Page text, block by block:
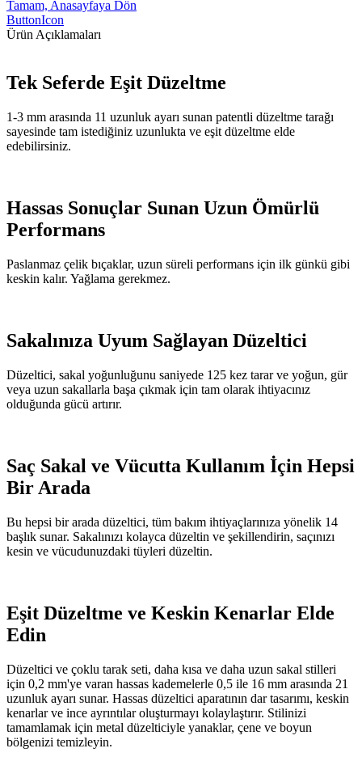
Tamam, Anasayfaya Dön
ButtonIcon
Ürün Açıklamaları
Tek Seferde Eşit Düzeltme
1-3 mm arasında 11 uzunluk ayarı sunan patentli düzeltme tarağı
sayesinde tam istediğiniz uzunlukta ve eşit düzeltme elde
edebilirsiniz.
Hassas Sonuçlar Sunan Uzun Ömürlü
Performans
Paslanmaz çelik bıçaklar, uzun süreli performans için ilk günkü gibi
keskin kalır. Yağlama gerekmez.
Sakalınıza Uyum Sağlayan Düzeltici
Düzeltici, sakal yoğunluğunu saniyede 125 kez tarar ve yoğun, gür
veya uzun sakallarla başa çıkmak için tam olarak ihtiyacınız
olduğunda gücü artırır.
Saç Sakal ve Vücutta Kullanım İçin Hepsi
Bir Arada
Bu hepsi bir arada düzeltici, tüm bakım ihtiyaçlarınıza yönelik 14
başlık sunar. Sakalınızı kolayca düzeltin ve şekillendirin, saçınızı
kesin ve vücudunuzdaki tüyleri düzeltin.
Eşit Düzeltme ve Keskin Kenarlar Elde
Edin
Düzeltici ve çoklu tarak seti, daha kısa ve daha uzun sakal stilleri
için 0,2 mm'ye varan hassas kademelerle 0,5 ile 16 mm arasında 21
uzunluk ayarı sunar. Hassas düzeltici aparatının dar tasarımı, keskin
kenarlar ve ince ayrıntılar oluşturmayı kolaylaştırır. Stilinizi
tamamlamak için metal düzelticiyle yanaklar, çene ve boyun
bölgenizi temizleyin.